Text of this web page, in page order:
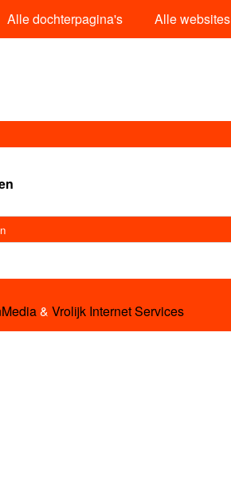
Alle dochterpagina's Alle websites
& Vrolijk Internet Services